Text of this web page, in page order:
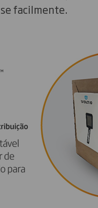
facilmente.